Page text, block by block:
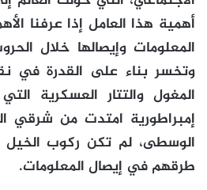
أهمية هذا العامل إذا عرفنا
المعلومات وإيصالها خلال
وتخسر بناء على القدرة في
المغول والتتار العسكرية
إمبراطورية امتدت من شرقي
الوسطى، لم تكن ركوب
طرقهم في إيصال المعلومات.